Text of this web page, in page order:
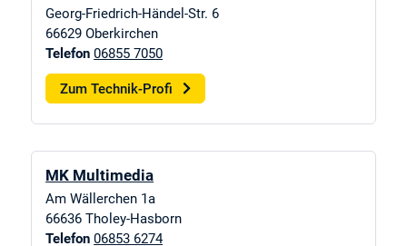
Georg-Friedrich-Händel-Str. 6
66629 Oberkirchen
Telefon 06855 7050
Zum Technik-Profi
MK Multimedia
Am Wällerchen 1a
66636 Tholey-Hasborn
Telefon 06853 6274